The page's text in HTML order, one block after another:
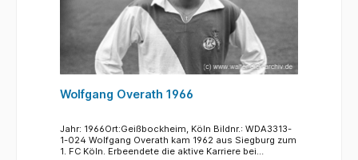
Wolfgang Overath 1966
Jahr: 1966Ort:Geißbockheim, Köln Bildnr.: WDA3313-
1-024 Wolfgang Overath kam 1962 aus Siegburg zum
1. FC Köln. Erbeendete die aktive Karriere bei